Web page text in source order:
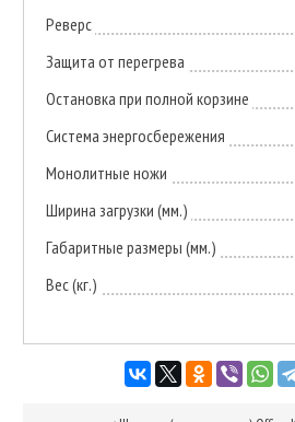
Реверс
Защита от перегрева
Остановка при полной корзине
Система энергосбережения
Монолитные ножи
Ширина загрузки (мм.)
Габаритные размеры (мм.)
Вес (кг.)